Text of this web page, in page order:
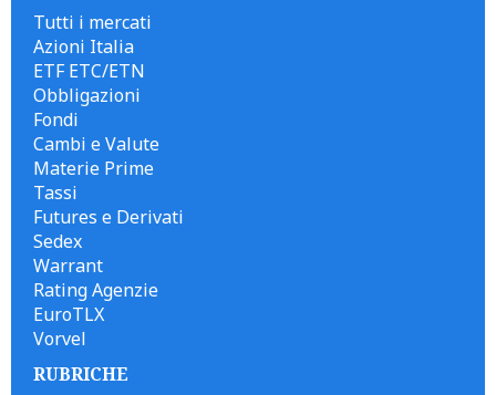
Tutti i mercati
Azioni Italia
ETF ETC/ETN
Obbligazioni
Fondi
Cambi e Valute
Materie Prime
Tassi
Futures e Derivati
Sedex
Warrant
Rating Agenzie
EuroTLX
Vorvel
RUBRICHE